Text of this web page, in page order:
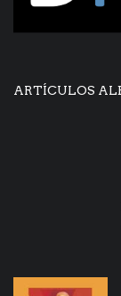
ARTÍCULOS